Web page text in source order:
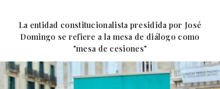
La entidad constitucionalista presidida por José
Domingo se refiere a la mesa de diálogo como
"mesa de cesiones"